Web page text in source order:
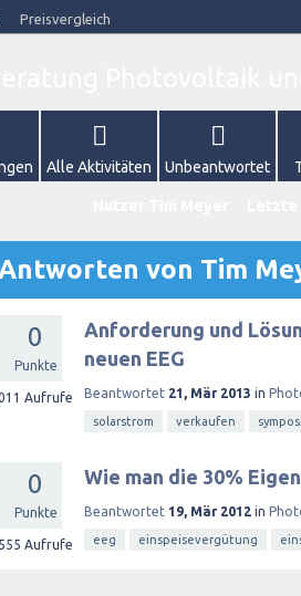
Preisvergleich
Alle Aktivitäten Unbeantwortet
von Tim
0
Punkte
Aufrufe
Anforderung und
neuen EEG
Beantwortet 21, Mär 2013 in
solarstrom verkaufen
0
Punkte
Aufrufe
Wie man die 30%
Beantwortet 19, Mär 2012 in
eeg einspeisevergütung